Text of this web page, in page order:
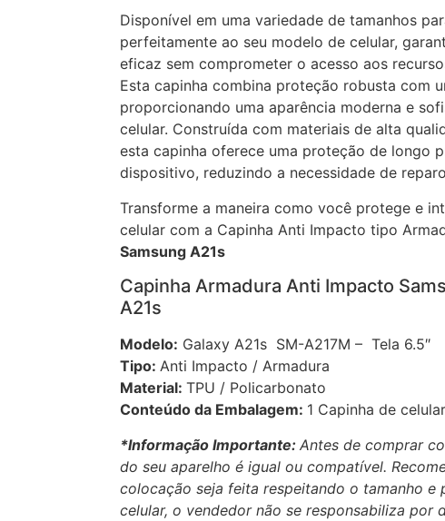
Disponível em uma variedade de tamanhos
perfeitamente ao seu modelo de celular,
eficaz sem comprometer o acesso aos
Esta capinha combina proteção robusta com
proporcionando uma aparência moderna e
celular. Construída com materiais de alta
esta capinha oferece uma proteção de longo
dispositivo, reduzindo a necessidade de
Transforme a maneira como você protege e
celular com a Capinha Anti Impacto tipo
Samsung A21s
Capinha Armadura Anti Impacto
A21s
Modelo: Galaxy A21s SM-A217M – Tela 6.5″
Tipo: Anti Impacto / Armadura
Material: TPU / Policarbonato
Conteúdo da Embalagem: 1 Capinha de
*Informação Importante: Antes de comprar
do seu aparelho é igual ou compatível.
colocação seja feita respeitando o tamanho e
celular, o vendedor não se responsabiliza por